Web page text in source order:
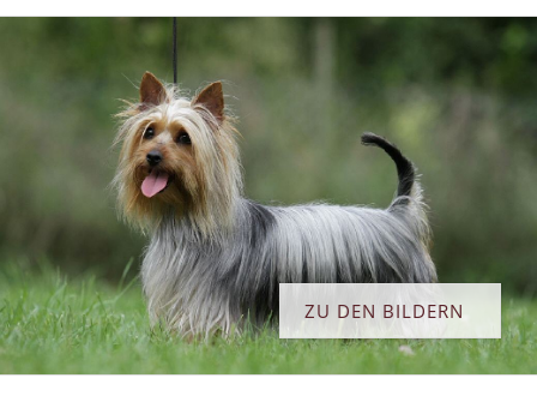
ZU DEN BILDERN